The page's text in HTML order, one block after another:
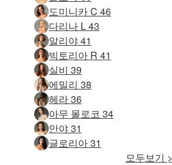
도미니카 C 46
다리나 L 43
알리야 41
빅토리아 R 41
실비 39
에밀리 38
헤라 36
아무 몰로코 34
안야 31
글로리아 31
모두보기 >